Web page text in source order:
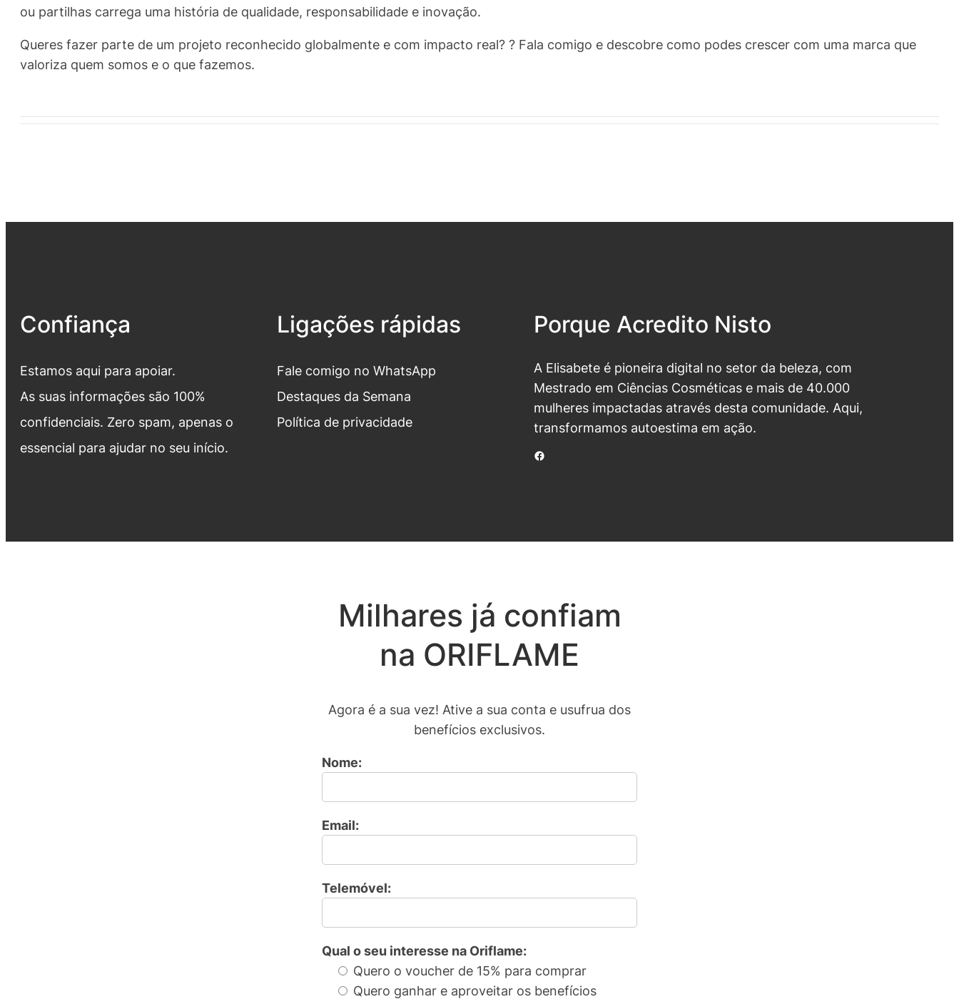
ou partilhas carrega uma história de qualidade, responsabilidade e inovação.
Queres fazer parte de um projeto reconhecido globalmente e com impacto real? ? Fala comigo e descobre como podes crescer com uma marca que
valoriza quem somos e o que fazemos.
Confiança
Estamos aqui para apoiar.
As suas informações são 100%
confidenciais. Zero spam, apenas o
essencial para ajudar no seu início.
Ligações rápidas
Fale comigo no WhatsApp
Destaques da Semana
Política de privacidade
Porque Acredito Nisto
A Elisabete é pioneira digital no setor da beleza, com
Mestrado em Ciências Cosméticas e mais de 40.000
mulheres impactadas através desta comunidade. Aqui,
transformamos autoestima em ação.
Facebook
Milhares já confiam
na ORIFLAME
Agora é a sua vez! Ative a sua conta e usufrua dos
benefícios exclusivos.
Nome:
Email:
Telemóvel:
Qual o seu interesse na Oriflame:
Quero o voucher de 15% para comprar
Quero ganhar e aproveitar os benefícios